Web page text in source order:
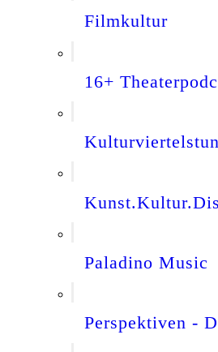
Filmkultur
16+
Paladino Music
Perspektiven -